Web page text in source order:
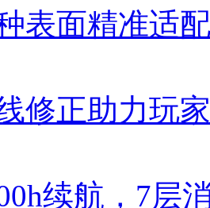
表面精准适
修正助力玩
续航，7层